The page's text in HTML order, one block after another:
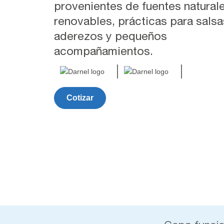
provenientes de fuentes
renovables, prácticas para
aderezos y pequeños
acompañamientos.
Cotizar